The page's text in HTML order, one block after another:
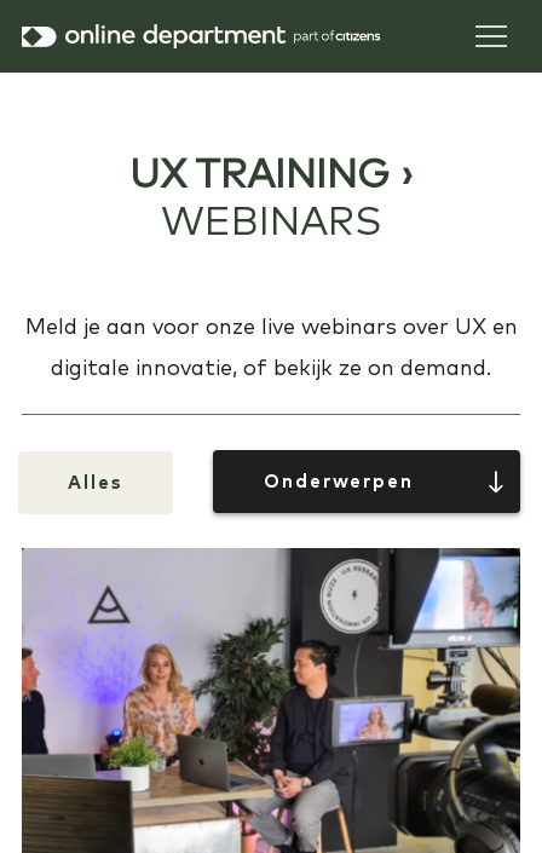
UX TRAINING ›
WEBINARS
Meld je aan voor onze live webinars over UX en
digitale innovatie, of bekijk ze on demand.
Alles Onderwerpen